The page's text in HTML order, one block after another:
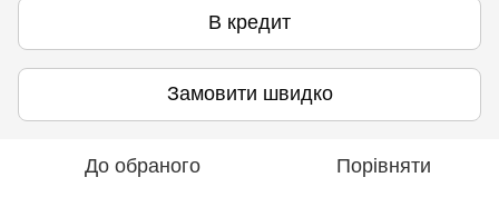
В кредит
Замовити швидко
До обраного Порівняти